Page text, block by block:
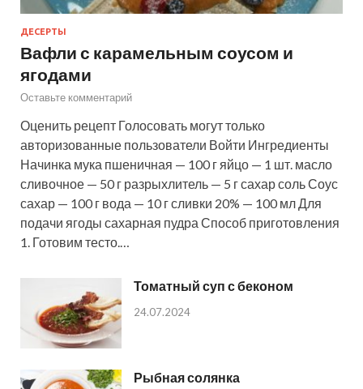
ДЕСЕРТЫ
Вафли с карамельным соусом и
ягодами
Оставьте комментарий
Оценить рецепт Голосовать могут только
авторизованные пользователи Войти Ингредиенты
Начинка мука пшеничная — 100 г яйцо — 1 шт. масло
сливочное — 50 г разрыхлитель — 5 г сахар соль Соус
сахар — 100 г вода — 10 г сливки 20% — 100 мл Для
подачи ягоды сахарная пудра Способ приготовления
1. Готовим тесто.…
Томатный суп с беконом
24.07.2024
Рыбная солянка